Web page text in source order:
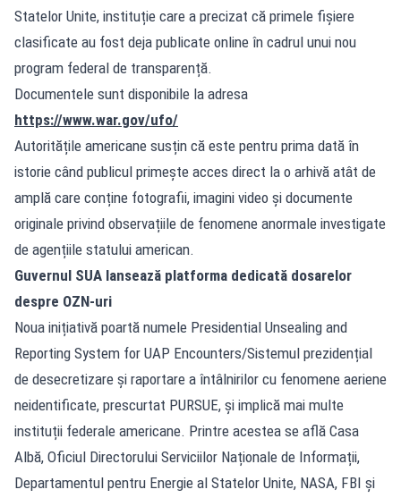
Statelor Unite, instituție care a precizat că primele fișiere
clasificate au fost deja publicate online în cadrul unui nou
program federal de transparență.
Documentele sunt disponibile la adresa
https://www.war.gov/ufo/
Autoritățile americane susțin că este pentru prima dată în
istorie când publicul primește acces direct la o arhivă atât de
amplă care conține fotografii, imagini video și documente
originale privind observațiile de fenomene anormale investigate
de agențiile statului american.
Guvernul SUA lansează platforma dedicată dosarelor
despre OZN-uri
Noua inițiativă poartă numele Presidential Unsealing and
Reporting System for UAP Encounters/Sistemul prezidențial
de desecretizare și raportare a întâlnirilor cu fenomene aeriene
neidentificate, prescurtat PURSUE, și implică mai multe
instituții federale americane. Printre acestea se află Casa
Albă, Oficiul Directorului Serviciilor Naționale de Informații,
Departamentul pentru Energie al Statelor Unite, NASA, FBI și